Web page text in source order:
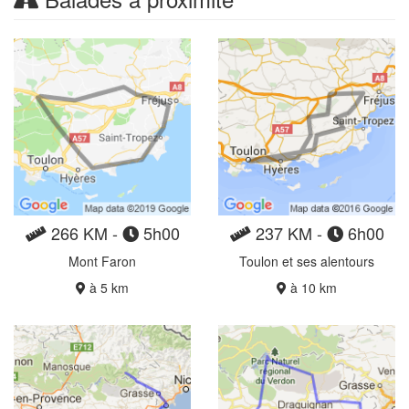
266 KM - 5h00
Mont Faron
à 5 km
237 KM - 6h00
Toulon et ses alentours
à 10 km